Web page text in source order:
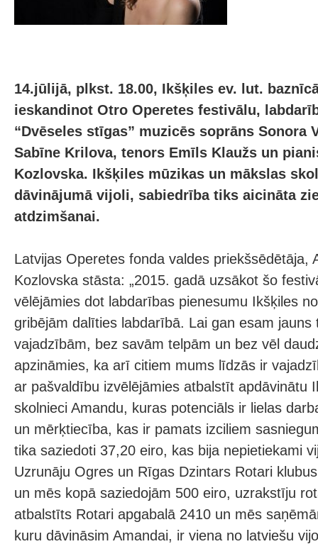
14.jūlijā, plkst. 18.00, Ikšķiles ev. lut.
ieskandinot Otro Operetes festivālu,
“Dvēseles stīgas” muzicēs soprāns Sonora
Sabīne Krilova, tenors Emīls Klaužs un
Kozlovska. Ikšķiles mūzikas un mākslas
dāvinājumā vijoli, sabiedrība tiks aicināta
atdzimšanai.
Latvijas Operetes fonda valdes priekšsēdētāja,
Kozlovska stāsta: „2015. gadā uzsākot šo
vēlējāmies dot labdarības pienesumu Ikšķiles
gribējām dalīties labdarībā. Lai gan esam jauns
vajadzībām, bez savām telpām un bez vēl
apzināmies, ka arī citiem mums līdzās ir
ar pašvaldību izvēlējāmies atbalstīt apdāvinātu
skolnieci Amandu, kuras potenciāls ir lielas
un mērķtiecība, kas ir pamats izciliem
tika saziedoti 37,20 eiro, kas bija nepietiekami
Uzrunāju Ogres un Rīgas Dzintars Rotari
un mēs kopā saziedojām 500 eiro, uzrakstīju
atbalstīts Rotari apgabalā 2410 un mēs
kuru dāvināsim Amandai, ir viena no latviešu